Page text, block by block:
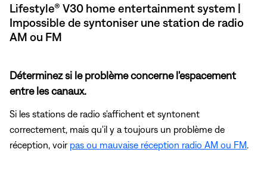
Lifestyle® V30 home entertainment system |
Impossible de syntoniser une station de radio
AM ou FM
Déterminez si le problème concerne l'espacement
entre les canaux.
Si les stations de radio s'affichent et syntonent
correctement, mais qu'il y a toujours un problème de
réception, voir pas ou mauvaise réception radio AM ou FM